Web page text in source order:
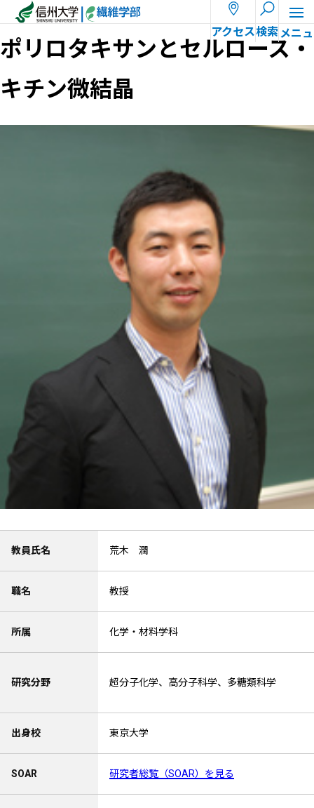
ホーム 教員一覧 荒木 潤
ポリロタキサンとセルロース・
キチン微結晶
教員氏名 荒木 潤
職名 教授
所属 化学・材料学科
研究分野 超分子化学、高分子科学、多糖類科学
出身校 東京大学
SOAR 研究者総覧（SOAR）を見る
アクセス検索